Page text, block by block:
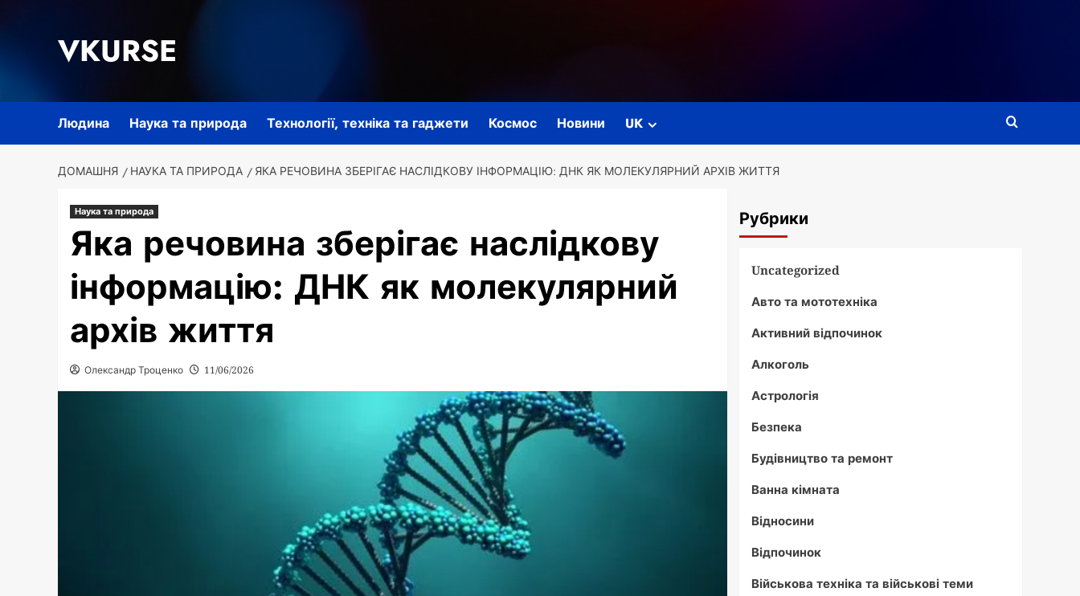
VKURSE
Людина Наука та природа Технології, техніка та гаджети Космос Новини UK
ДОМАШНЯ НАУКА ТА ПРИРОДА ЯКА РЕЧОВИНА ЗБЕРІГАЄ НАСЛІДКОВУ ІНФОРМАЦІЮ: ДНК ЯК МОЛЕКУЛЯРНИЙ АРХІВ ЖИТТЯ
Наука та природа
Яка речовина зберігає наслідкову
інформацію: ДНК як молекулярний
архів життя
Олександр Троценко 11/06/2026
Рубрики
Uncategorized
Авто та мототехніка
Активний відпочинок
Алкоголь
Астрологія
Безпека
Будівництво та ремонт
Ванна кімната
Відносини
Відпочинок
Військова техніка та військові теми